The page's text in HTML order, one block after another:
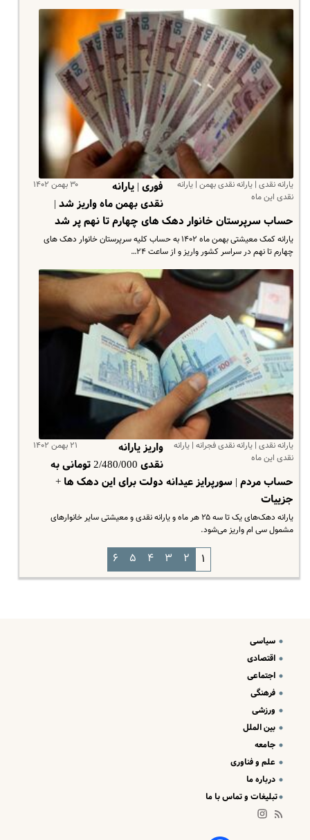
یارانه نقدی | یارانه نقدی بهمن | یارانه
نقدی این ماه
۳۰ بهمن ۱۴۰۲
فوری | یارانه
نقدی بهمن ماه واریز شد |
حساب سرپرستان خانوار دهک های چهارم تا نهم پر شد
یارانه کمک معیشتی بهمن ماه ۱۴۰۲ به حساب کلیه سرپرستان خانوار دهک های
چهارم تا نهم در سراسر کشور واریز و از ساعت ۲۴…
یارانه نقدی | یارانه نقدی فجرانه | یارانه
نقدی این ماه
۲۱ بهمن ۱۴۰۲
واریز یارانه
نقدی 2/480/000 تومانی به
حساب مردم | سورپرایز عیدانه دولت برای این دهک ها +
جزییات
یارانه دهک‌های یک تا سه ۲۵ هر ماه و یارانه نقدی و معیشتی سایر خانوارهای
مشمول سی ام واریز می‌شود.
۱ ۲ ۳ ۴ ۵ ۶
سیاسی
اقتصادی
اجتماعی
فرهنگی
ورزشی
بین الملل
جامعه
علم و فناوری
درباره ما
تبلیغات و تماس با ما